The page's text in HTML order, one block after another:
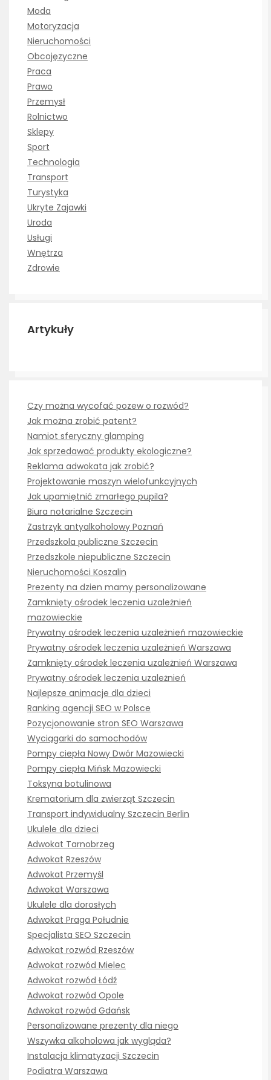
Moda
Motoryzacja
Nieruchomości
Obcojęzyczne
Praca
Prawo
Przemysł
Rolnictwo
Sklepy
Sport
Technologia
Transport
Turystyka
Ukryte Zajawki
Uroda
Usługi
Wnętrza
Zdrowie
Artykuły
Czy można wycofać pozew o rozwód?
Jak można zrobić patent?
Namiot sferyczny glamping
Jak sprzedawać produkty ekologiczne?
Reklama adwokata jak zrobić?
Projektowanie maszyn wielofunkcyjnych
Jak upamiętnić zmarłego pupila?
Biura notarialne Szczecin
Zastrzyk antyalkoholowy Poznań
Przedszkola publiczne Szczecin
Przedszkole niepubliczne Szczecin
Nieruchomości Koszalin
Prezenty na dzien mamy personalizowane
Zamknięty ośrodek leczenia uzależnień
mazowieckie
Prywatny ośrodek leczenia uzależnień mazowieckie
Prywatny ośrodek leczenia uzależnień Warszawa
Zamknięty ośrodek leczenia uzależnień Warszawa
Prywatny ośrodek leczenia uzależnień
Najlepsze animacje dla dzieci
Ranking agencji SEO w Polsce
Pozycjonowanie stron SEO Warszawa
Wyciągarki do samochodów
Pompy ciepła Nowy Dwór Mazowiecki
Pompy ciepła Mińsk Mazowiecki
Toksyna botulinowa
Krematorium dla zwierząt Szczecin
Transport indywidualny Szczecin Berlin
Ukulele dla dzieci
Adwokat Tarnobrzeg
Adwokat Rzeszów
Adwokat Przemyśl
Adwokat Warszawa
Ukulele dla dorosłych
Adwokat Praga Południe
Specjalista SEO Szczecin
Adwokat rozwód Rzeszów
Adwokat rozwód Mielec
Adwokat rozwód Łódź
Adwokat rozwód Opole
Adwokat rozwód Gdańsk
Personalizowane prezenty dla niego
Wszywka alkoholowa jak wygląda?
Instalacja klimatyzacji Szczecin
Podiatra Warszawa